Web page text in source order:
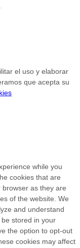
el uso y elaborar
que acepta su
while you
cookies that are
as they are
of the website. We
and understand
stored in your
the option to opt-out
cookies may affect